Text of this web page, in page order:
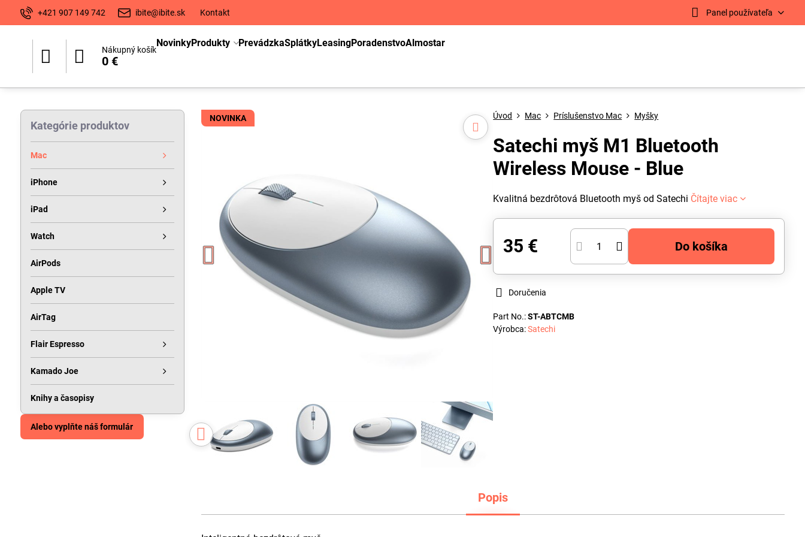
+421 907 149 742 ibite@ibite.sk Kontakt Panel používateľa
Nákupný košík
0 €
NovinkyProdukty PrevádzkaSplátkyLeasingPoradenstvoAlmostar
NOVINKA Úvod Mac Príslušenstvo Mac Myšky
Satechi myš M1 Bluetooth
Wireless Mouse - Blue
Kvalitná bezdrôtová Bluetooth myš od Satechi Čítajte viac
35 € Do košíka
Doručenia
Part No.:ST-ABTCMB
Výrobca:Satechi
Popis
Kategórie produktov
Mac
iPhone
iPad
Watch
AirPods
Apple TV
AirTag
Flair Espresso
Kamado Joe
Knihy a časopisy
Alebo vyplňte náš formulár